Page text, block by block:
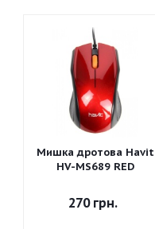
Мишка дротова Havit
HV-MS689 RED
270грн.